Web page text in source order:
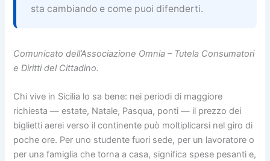
sta cambiando e come puoi difenderti.
Comunicato dell’Associazione Omnia – Tutela Consumatori
e Diritti del Cittadino.
Chi vive in Sicilia lo sa bene: nei periodi di maggiore
richiesta — estate, Natale, Pasqua, ponti — il prezzo dei
biglietti aerei verso il continente può moltiplicarsi nel giro di
poche ore. Per uno studente fuori sede, per un lavoratore o
per una famiglia che torna a casa, significa spese pesanti e,